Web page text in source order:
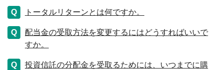
トータルリターンとは何ですか。
配当金の受取方法を変更するにはどうすればいいで
すか。
投資信託の分配金を受取るためには、いつまでに購